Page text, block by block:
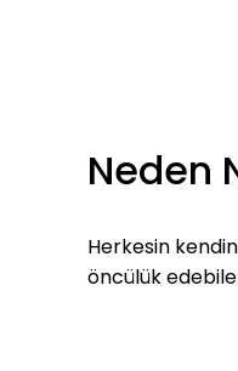
Neden
Herkesin
öncülük